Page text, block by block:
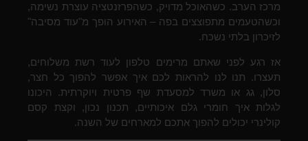
מרכז הערב. כשהאוכל מדויק, כשהפרזנטציה עוצרת נשימה,
וכשהטעמים מתפוצצים בפה – האירוע הופך מ"עוד מסיבה"
לזיכרון בלתי נשכח.
אז רגע לפני שאתם מרימים טלפון לעוד רשת משלוחים,
תעצרו. תנו לנו להראות לכם איך אפשר להפוך כל חצר,
סלון, גג או משרד למסעדת שף פרטית ויוקרתית. היכונו
לגלות איך חומרי גלם איכותיים, תכנון נכון, וקצת קסם
קולינרי יכולים להפוך אתכם למארחים של השנה.